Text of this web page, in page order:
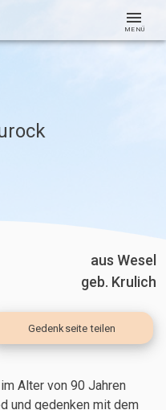
MENÜ
aus Wesel
geb. Krulich
Gedenkseite teilen
im Alter von 90 Jahren
und gedenken mit dem